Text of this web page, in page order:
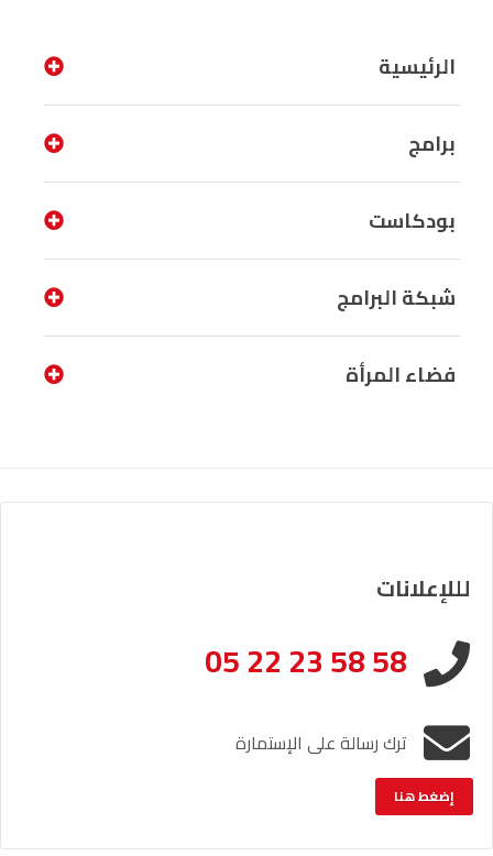
الرئيسية
برامج
بودكاست
شبكة البرامج
فضاء المرأة
لللإعلانات
05 22 23 58 58
ترك رسالة على الإستمارة
إضغط هنا